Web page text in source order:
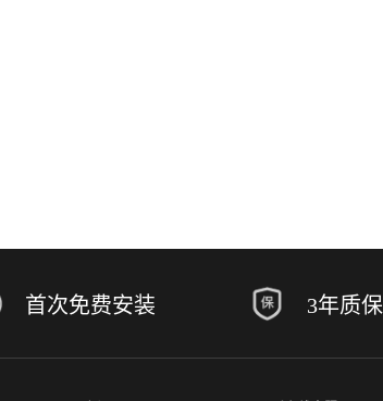
首次免费安装 3年质保